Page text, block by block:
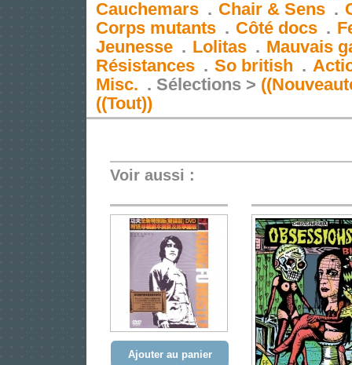
Cauchemars . Chair & Sens .
Corps mutants . Côté docs .
Jeunesse . Lolitas . Mauvais
Résistances . So british .
Misc. . Sélections >
((Tout))
Voir aussi :
Ajouter au panier